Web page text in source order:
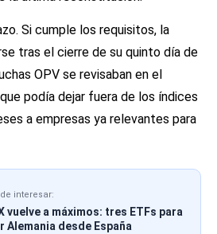
Si cumple los requisitos, la
tras el cierre de su quinto día de
OPV se revisaban en el
podía dejar fuera de los índices
a empresas ya relevantes para
interesar:
vuelve a máximos: tres ETFs para
Alemania desde España